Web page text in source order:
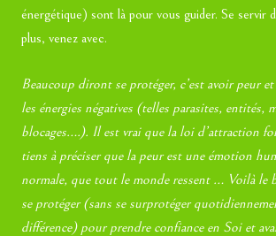
énergétique) sont là pour vous guider. Se servir
plus, venez avec.
Beaucoup diront se protéger, c’est avoir peur
les énergies négatives (telles parasites, entités,
blocages….). Il est vrai que la loi d’attraction
tiens à préciser que la peur est une émotion
normale, que tout le monde ressent … Voilà le
se protéger (sans se surprotéger
différence) pour prendre confiance en Soi et